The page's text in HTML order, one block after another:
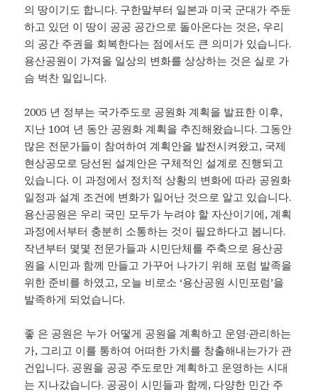
의 땅이기도 합니다. 구한말부터 일본과 미국 군대가 주둔
하고 있던 이 땅이 공공 공간으로 돌아온다는 것은, 우리
의 공간 주권을 회복한다는 점에서도 큰 의미가 있습니다.
용산공원이 가져올 일상의 변화를 상상하는 것은 실로 가
슴 벅찬 일입니다.
2005 년 정부는 국가주도로 공원화 계획을 발표한 이후,
지난 10여 년 동안 공원화 계획을 추진해왔습니다. 그동안
많은 전문가들이 참여하여 계획안을 발전시켜왔고, 국제
현상공모로 당선된 설계안은 구체적인 설계로 진행되고
있습니다. 이 과정에서 정치적 상황의 변화에 따라 공원화
일정과 설계 조건에 변화가 일어난 것으로 알고 있습니다.
용산공원은 우리 국민 모두가 누려야 할 자산이기에, 계획
과정에서부터 충분히 소통하는 것이 필요하다고 봅니다.
작년부터 몇몇 전문가들과 시민단체를 주축으로 용산공
원을 시민과 함께 만들고 가꾸어 나가기 위해 포럼 발족을
위한 준비를 하였고, 오늘 비로소 ‘용산공원 시민포럼’을
발족하게 되었습니다.
좋 은 공원은 누가 어떻게 공원을 계획하고 운영·관리하는
가, 그리고 이를 통하여 어떠한 가치를 창출해내는가가 관
건입니다. 공원을 공공 주도로만 계획하고 운영하는 시대
는 지나갔습니다. 공공이 시민들과 함께, 다양한 민간 주